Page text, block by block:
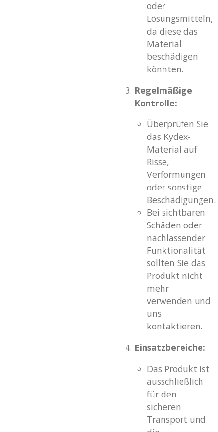
oder
Lösungsmitteln,
da diese das
Material
beschädigen
könnten.
Regelmäßige
Kontrolle:
Überprüfen Sie
das Kydex-
Material auf
Risse,
Verformungen
oder sonstige
Beschädigungen.
Bei sichtbaren
Schäden oder
nachlassender
Funktionalität
sollten Sie das
Produkt nicht
mehr
verwenden und
uns
kontaktieren.
Einsatzbereiche:
Das Produkt ist
ausschließlich
für den
sicheren
Transport und